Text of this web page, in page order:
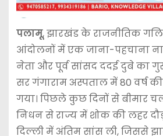
पलामू, झारखंड के राजनीतिक
आंदोलनों में एक जाना-पहचाना
नेता और पूर्व सांसद ददई दुबे का
सर गंगाराम अस्पताल में 80 वर्ष
गया। पिछले कुछ दिनों से बीमार
निधन से राज्य में शोक की लहर
दिल्ली में अंतिम सांस ली, जिससे